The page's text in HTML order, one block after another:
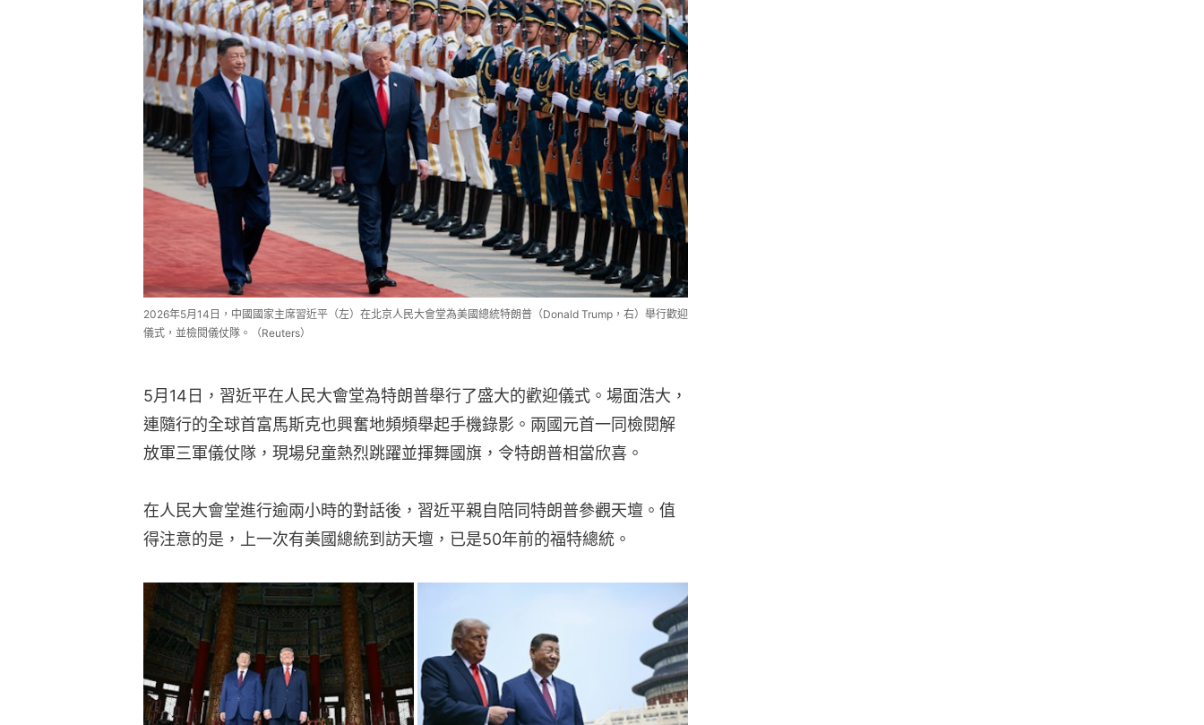
2026年5月14日，中國國家主席習近平（左）在北京人民大會堂為美國總統特朗普（Donald Trump，右）舉行歡迎
儀式，並檢閱儀仗隊。（Reuters）
5月14日，習近平在人民大會堂為特朗普舉行了盛大的歡迎儀式。場面浩大，
連隨行的全球首富馬斯克也興奮地頻頻舉起手機錄影。兩國元首一同檢閱解
放軍三軍儀仗隊，現場兒童熱烈跳躍並揮舞國旗，令特朗普相當欣喜。
在人民大會堂進行逾兩小時的對話後，習近平親自陪同特朗普參觀天壇。值
得注意的是，上一次有美國總統到訪天壇，已是50年前的福特總統。